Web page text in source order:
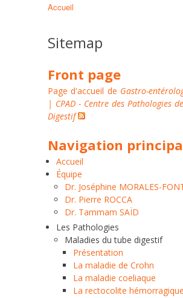
d'Ariane
Accueil
Sitemap
Front page
Page d'accueil de Gastro-
| CPAD - Centre des Pathologies
Digestif
Navigation
Accueil
Équipe
Dr. Joséphine MORALES-
Dr. Pierre ROCCA
Dr. Tammam SAÏD
Les Pathologies
Maladies du tube digestif
Présentation
La maladie de Crohn
La maladie coeliaque
La rectocolite